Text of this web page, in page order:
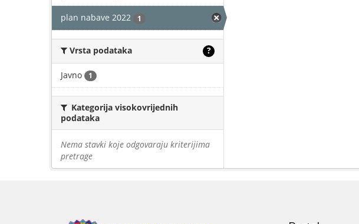
plan nabave 2022 1
Vrsta podataka ?
Javno 1
Kategorija visokovrijednih
podataka
Nema stavki koje odgovaraju kriterijima
pretrage